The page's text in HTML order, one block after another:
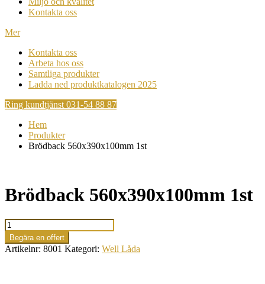
Kontakta oss
Mer
Kontakta oss
Arbeta hos oss
Samtliga produkter
Ladda ned produktkatalogen 2025
Ring kundtjänst 031-54 88 87
Hem
Produkter
Brödback 560x390x100mm 1st
Brödback 560x390x100mm 1st
Brödback
560x390x100mm
1st
mängd
Begära en offert
Artikelnr: 8001 Kategori: Well Låda